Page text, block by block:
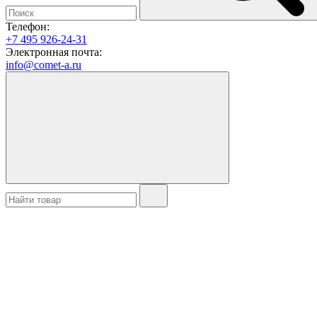
Телефон:
+7 495 926-24-31
Электронная почта:
info@comet-a.ru